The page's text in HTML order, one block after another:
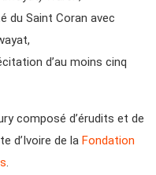
du Saint Coran avec
d’au moins cinq
composé d’érudits et de
d’Ivoire de la Fondation
.